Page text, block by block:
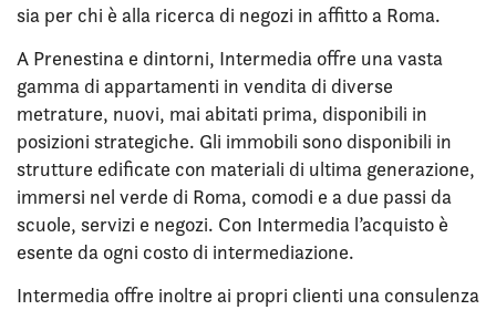
sia per chi è alla ricerca di negozi in affitto a Roma.
A Prenestina e dintorni, Intermedia offre una vasta
gamma di appartamenti in vendita di diverse
metrature, nuovi, mai abitati prima, disponibili in
posizioni strategiche. Gli immobili sono disponibili in
strutture edificate con materiali di ultima generazione,
immersi nel verde di Roma, comodi e a due passi da
scuole, servizi e negozi. Con Intermedia l’acquisto è
esente da ogni costo di intermediazione.
Intermedia offre inoltre ai propri clienti una consulenza